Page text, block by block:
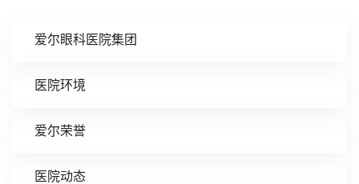
爱尔眼科医院集团
医院环境
爱尔荣誉
医院动态